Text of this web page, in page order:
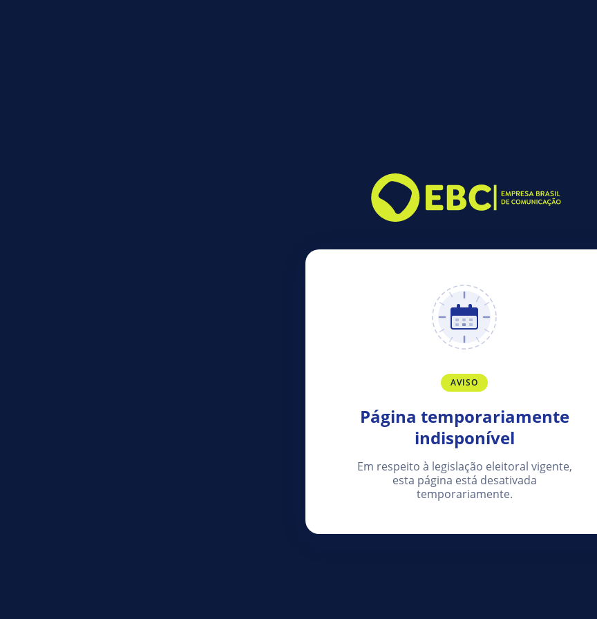
AVISO
Página temporariamente
indisponível
Em respeito à legislação eleitoral vigente,
esta página está desativada
temporariamente.